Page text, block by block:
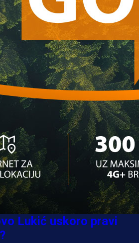
nije očekivao: Nikola
izborom novog
ima novi klub: Trener
potvrdio veliki
od predsjednika
Lukić uskoro pravi